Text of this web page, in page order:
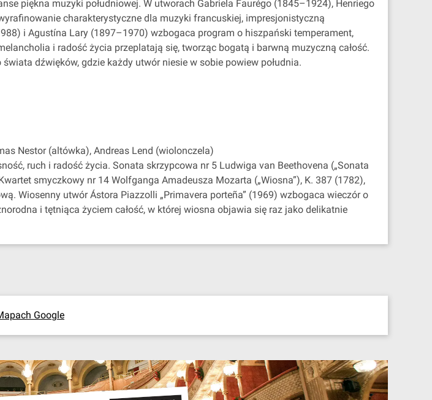
piękna muzyki południowej. W utworach Gabriela Faurégo (1845–1924), Henriego
charakterystyczne dla muzyki francuskiej, impresjonistyczną
i Agustína Lary (1897–1970) wzbogaca program o hiszpański temperament,
i radość życia przeplatają się, tworząc bogatą i barwną muzyczną całość.
dźwięków, gdzie każdy utwór niesie w sobie powiew południa.
Nestor (altówka), Andreas Lend (wiolonczela)
ruch i radość życia. Sonata skrzypcowa nr 5 Ludwiga van Beethovena („Sonata
smyczkowy nr 14 Wolfganga Amadeusza Mozarta („Wiosna”), K. 387 (1782),
Wiosenny utwór Ástora Piazzolli „Primavera porteña” (1969) wzbogaca wieczór o
i tętniąca życiem całość, w której wiosna objawia się raz jako delikatnie
Google